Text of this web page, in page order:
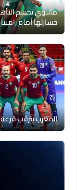
مالاوي تحسم التأهل
خسارتها أمام زامبيا
المغرب يترقب قرعة